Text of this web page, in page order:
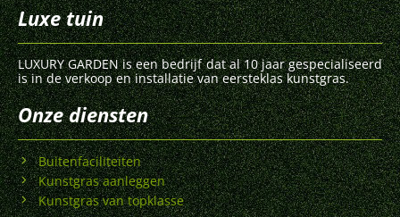
Luxe tuin
LUXURY GARDEN is een bedrijf dat al 10 jaar gespecialiseerd
is in de verkoop en installatie van eersteklas kunstgras.
Onze diensten
Buitenfaciliteiten
Kunstgras aanleggen
Kunstgras van topklasse